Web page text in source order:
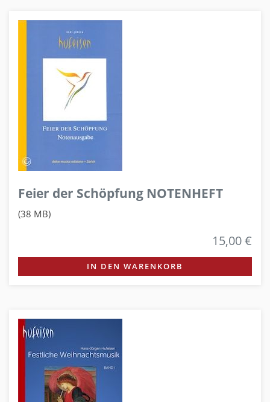
Feier der Schöpfung NOTENHEFT
(38 MB)
15,00 €
IN DEN WARENKORB